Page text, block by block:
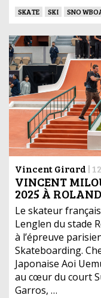
SKATE SKI
Vincent Girard |
VINCENT
2025 À
Le skateur
Lenglen du stade
à l’épreuve
Skateboarding.
Japonaise Aoi
au cœur du court
Garros, …